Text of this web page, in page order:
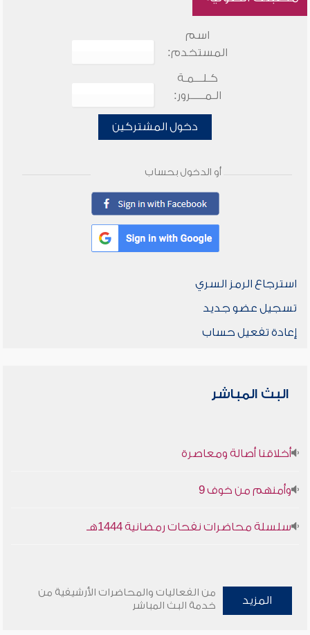
اسم
المستخدم:
كـلـــمـة
الـمـــــرور:
دخول المشتركين
أو الدخول بحساب
استرجاع الرمز السري
تسجيل عضو جديد
إعادة تفعيل حساب
البث المباشر
أخلاقنا أصالة ومعاصرة
وأمنهم من خوف 9
سلسلة محاضرات نفحات رمضانية 1444هـ
المزيد
من الفعاليات والمحاضرات الأرشيفية من
خدمة البث المباشر